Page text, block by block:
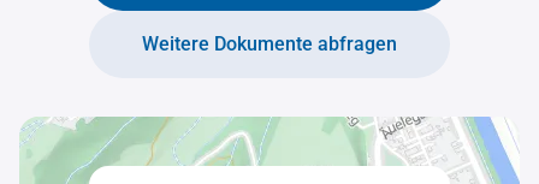
Weitere Dokumente abfragen